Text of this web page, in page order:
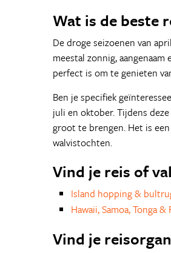
Wat is de beste
De droge seizoenen van
meestal zonnig,
perfect is om te genieten
Ben je specifiek
juli en oktober. Tijdens
groot te brengen. Het is
walvistochten.
Vind je reis of
Island hopping &
Hawaii, Samoa, Tonga &
Vind je